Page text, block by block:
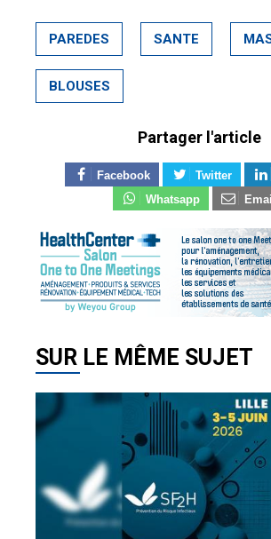
PAREDES SANTE
BLOUSES
Partager l'article
Facebook Twitter
Whatsapp
Email
SUR LE MÊME SUJET